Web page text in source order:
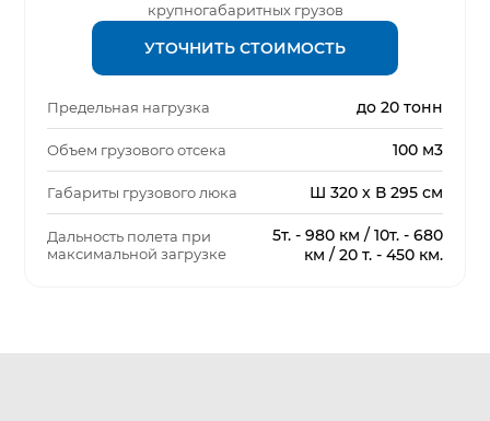
крупногабаритных грузов
УТОЧНИТЬ СТОИМОСТЬ
Предельная нагрузка до 20 тонн
Объем грузового отсека 100 м3
Габариты грузового люка Ш 320 х В 295 см
Дальность полета при
максимальной загрузке
5т. - 980 км / 10т. - 680
км / 20 т. - 450 км.